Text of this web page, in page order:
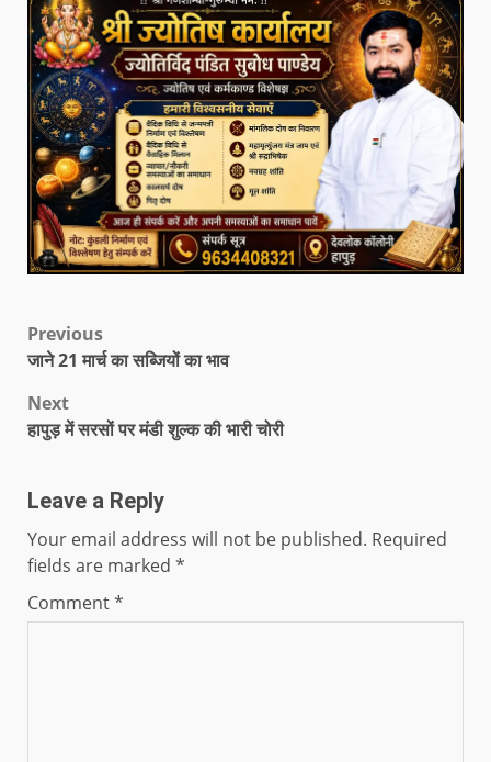
Previous
जाने 21 मार्च का सब्जियों का भाव
Next
हापुड़ में सरसों पर मंडी शुल्क की भारी चोरी
Leave a Reply
Your email address will not be published. Required
fields are marked *
Comment*